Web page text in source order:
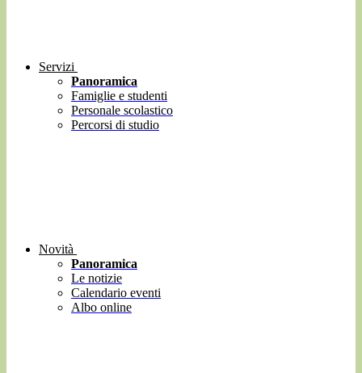
Servizi
Panoramica
Famiglie e studenti
Personale scolastico
Percorsi di studio
Novità
Panoramica
Le notizie
Calendario eventi
Albo online